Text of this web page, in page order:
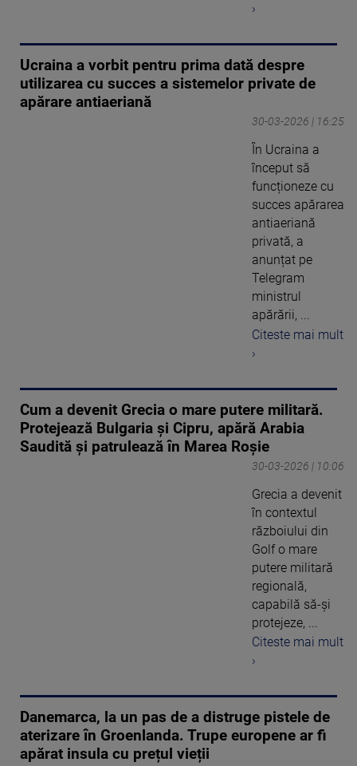
›
Ucraina a vorbit pentru prima dată despre
utilizarea cu succes a sistemelor private de
apărare antiaeriană
30-03-2026 | 16:25
În Ucraina a
început să
funcționeze cu
succes apărarea
antiaeriană
privată, a
anunțat pe
Telegram
ministrul
apărării, ...
Citeste mai mult
›
Cum a devenit Grecia o mare putere militară.
Protejează Bulgaria și Cipru, apără Arabia
Saudită și patrulează în Marea Roșie
30-03-2026 | 10:06
Grecia a devenit
în contextul
războiului din
Golf o mare
putere militară
regională,
capabilă să-și
protejeze, ...
Citeste mai mult
›
Danemarca, la un pas de a distruge pistele de
aterizare în Groenlanda. Trupe europene ar fi
apărat insula cu prețul vieții